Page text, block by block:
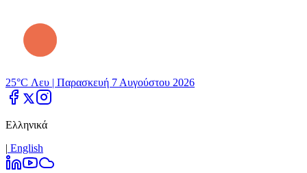
25°C Λευ | Παρασκευή 7 Αυγούστου 2026
Ελληνικά
| Εnglish